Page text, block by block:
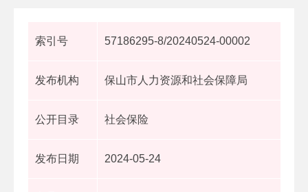
索引号 57186295-8/20240524-00002
发布机构 保山市人力资源和社会保障局
公开目录 社会保险
发布日期 2024-05-24